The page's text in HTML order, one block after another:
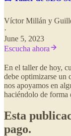
Víctor Millán y
·
June 5, 2023
Escucha ahora
En el taller de hoy,
debe optimizarse un
nos apoyamos en
haciéndolo de forma
Esta
pago.